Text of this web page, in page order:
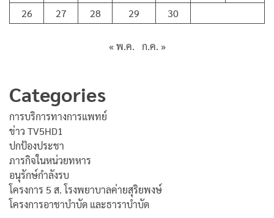
26
27 28 29 30
« พ.ค. ก.ค. »
Categories
การบริการทางการแพทย์
ข่าว TV5HD1
ปกป้องประชา
ภารกิจในหน่วยทหาร
อนุรักษ์กำลังรบ
โครงการ 5 ส. โรงพยาบาลค่ายสุริยพงษ์
โครงการอาชาบำบัด และธาราบำบัด